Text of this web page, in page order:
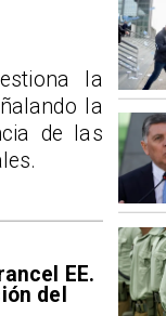
EE.
del
la
la
de las